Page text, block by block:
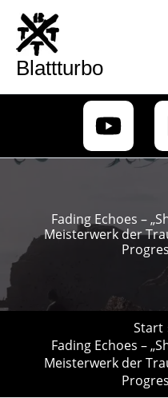
Zum
Inhalt
springen
Blattturbo
Fading Echoes –
Meisterwerk der
Start
Fading Echoes –
Meisterwerk der